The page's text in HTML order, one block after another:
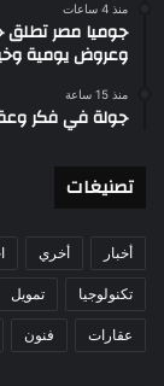
منذ 4 ساعات
جوميا مصر تطلق
وعروض يومية
منذ 15 ساعة
جولة في فكر
تصنيغات
أخبار أخري
تكنولوجيا تمويل
عقارات فنون